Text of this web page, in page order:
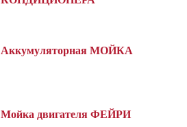
Аккумуляторная МОЙКА
Мойка двигателя ФЕЙРИ